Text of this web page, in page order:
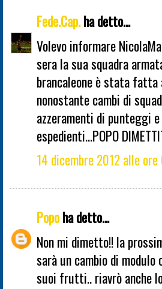
Fede.Cap.ha detto...
Volevo informare
sera la sua squadra
brancaleone è stata fatta
nonostante cambi di
azzeramenti di punteggi
espedienti...POPO
14 dicembre 2012 alle
Popoha detto...
Non mi dimetto!! la
sarà un cambio di modulo
suoi frutti.. riavrò anche